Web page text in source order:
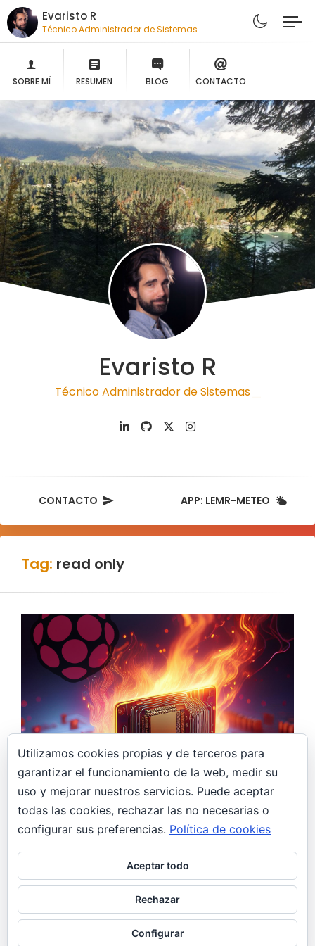
Evaristo R
Técnico Administrador de Sistemas
SOBRE MÍ RESUMEN BLOG CONTACTO
Evaristo R
Técnico Administrador de Sistemas
CONTACTO APP: LEMR-METEO
Tag: read only
29 agosto, 2024
Raspberry Pi y MicroSD: “errores de I/O y
como solucionarlos”
Si estás experimentando errores de
Input/Output y mensajes como “RootFS is
currently Read Only (R/O) mounted” o
símplemente lentitud en…
Utilizamos cookies propias y de terceros para
garantizar el funcionamiento de la web, medir su
uso y mejorar nuestros servicios. Puede aceptar
todas las cookies, rechazar las no necesarias o
configurar sus preferencias. Política de cookies
Aceptar todo
Rechazar
Configurar